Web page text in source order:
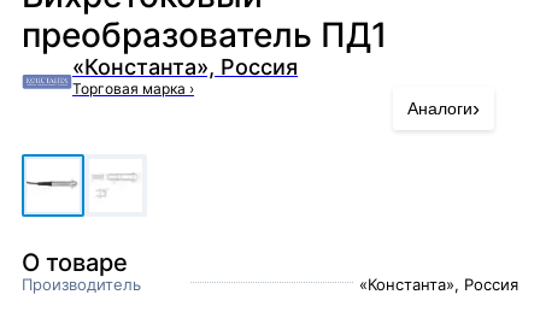
преобразователь ПД1
«Константа», Россия
Торговая марка ›
Аналоги›
О товаре
Производитель «Константа», Россия